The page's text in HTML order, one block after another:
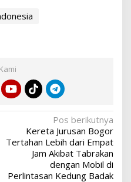
Pos berikutnya
Kereta Jurusan Bogor
Tertahan Lebih dari Empat
Jam Akibat Tabrakan
dengan Mobil di
Perlintasan Kedung Badak